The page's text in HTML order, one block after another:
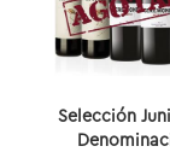
Selección